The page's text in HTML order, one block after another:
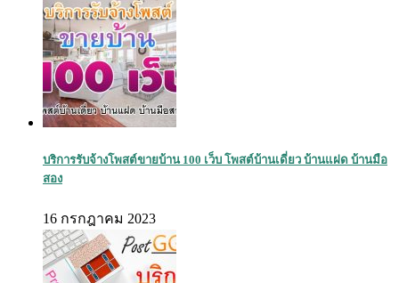
บริการรับจ้างโพสต์ขายบ้าน 100 เว็บ โพสต์บ้านเดี่ยว บ้านแฝด บ้านมือ
สอง
16 กรกฎาคม 2023